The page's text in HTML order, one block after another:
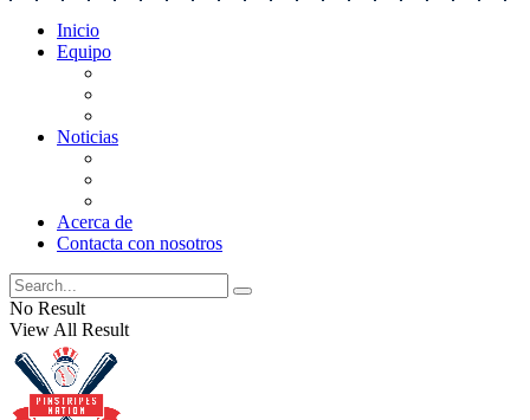
Inicio
Equipo
Noticias
Acerca de
Contacta con nosotros
No Result
View All Result